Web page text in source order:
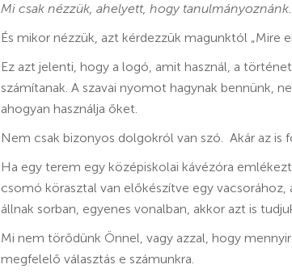
Mi csak nézzük, ahelyett, hogy tanulmányoznánk.
És mikor nézzük, azt kérdezzük magunktól „Mire
Ez azt jelenti, hogy a logó, amit használ, a
számítanak. A szavai nyomot hagynak bennünk,
ahogyan használja őket.
Nem csak bizonyos dolgokról van szó. Akár az
Ha egy terem egy középiskolai kávézóra
csomó körasztal van előkészítve egy vacsorához,
állnak sorban, egyenes vonalban, akkor azt is
Mi nem törődünk Önnel, vagy azzal, hogy
megfelelő választás e számunkra.